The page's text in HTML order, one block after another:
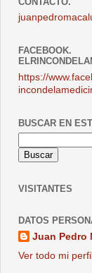
FACEBOOK.
https://
BUSCAR EN
VISITANTES
DATOS
Juan Pedro
Ver todo mi